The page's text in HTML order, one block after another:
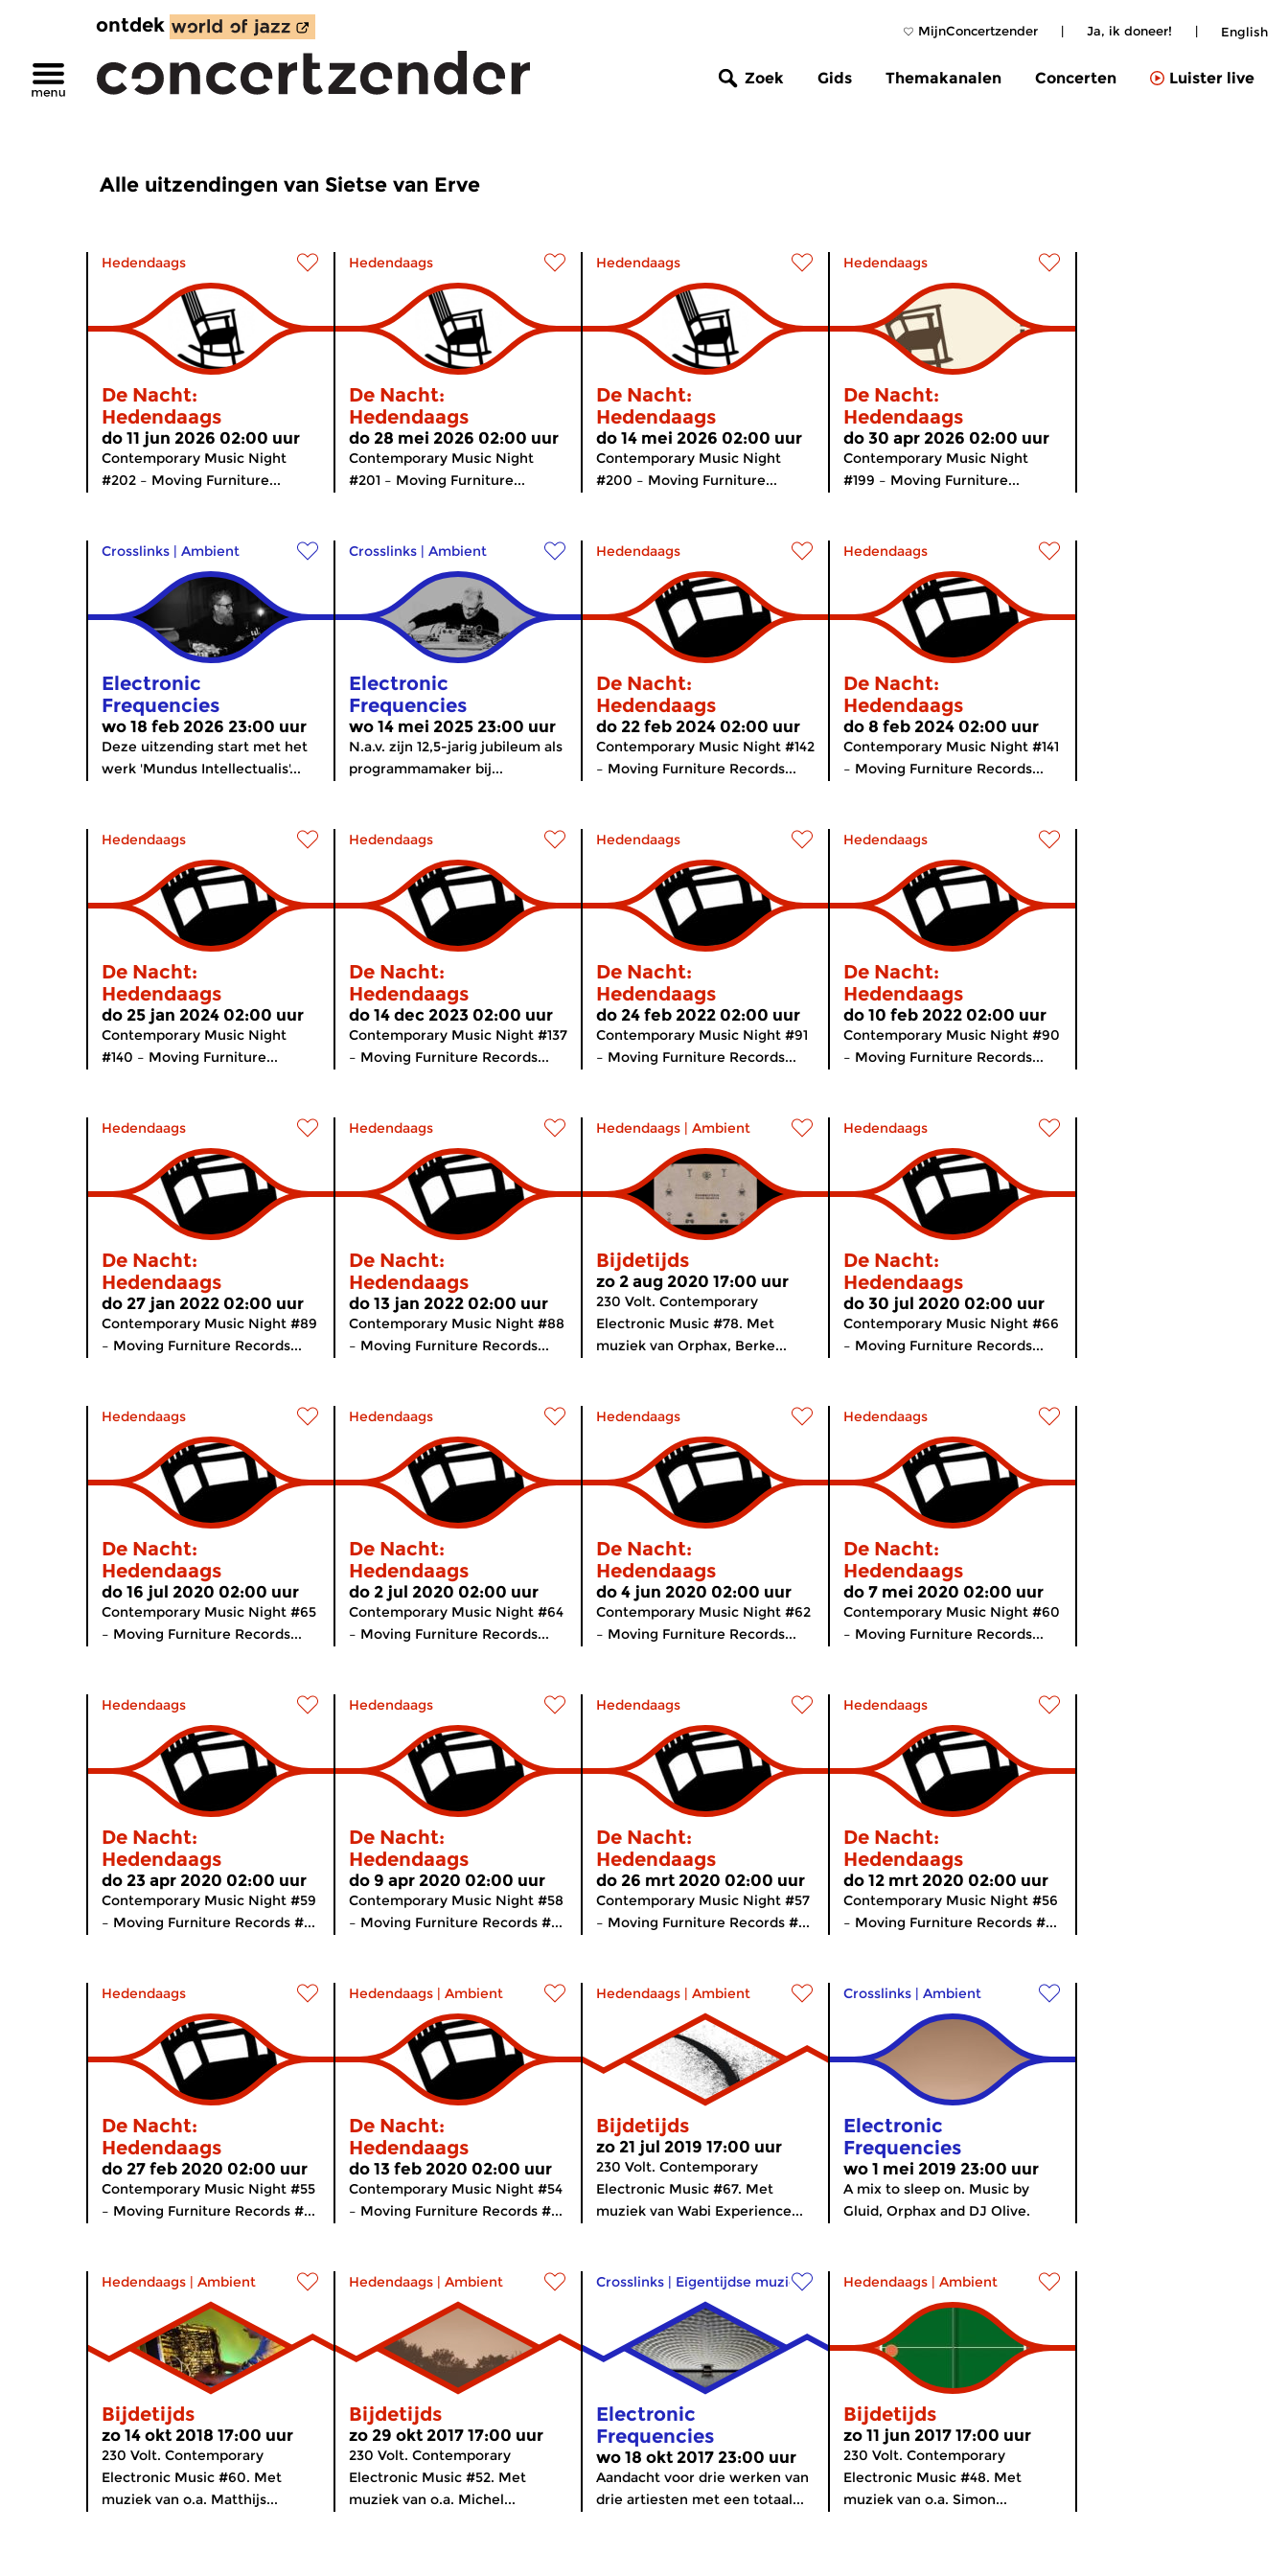
MijnConcertzender | Ja, ik doneer! | English
ontdek
Zoek Gids Themakanalen Concerten Luister live
Alle uitzendingen van Sietse van Erve
Hedendaags
De Nacht:
Hedendaags
do 11 jun 2026 02:00 uur
Contemporary Music Night
#202 – Moving Furniture...
Hedendaags
De Nacht:
Hedendaags
do 28 mei 2026 02:00 uur
Contemporary Music Night
#201 – Moving Furniture...
Hedendaags
De Nacht:
Hedendaags
do 14 mei 2026 02:00 uur
Contemporary Music Night
#200 – Moving Furniture...
Hedendaags
De Nacht:
Hedendaags
do 30 apr 2026 02:00 uur
Contemporary Music Night
#199 – Moving Furniture...
Crosslinks | Ambient
Electronic
Frequencies
wo 18 feb 2026 23:00 uur
Deze uitzending start met het
werk 'Mundus Intellectualis'...
Crosslinks | Ambient
Electronic
Frequencies
wo 14 mei 2025 23:00 uur
N.a.v. zijn 12,5-jarig jubileum als
programmamaker bij...
Hedendaags
De Nacht:
Hedendaags
do 22 feb 2024 02:00 uur
Contemporary Music Night #142
– Moving Furniture Records...
Hedendaags
De Nacht:
Hedendaags
do 8 feb 2024 02:00 uur
Contemporary Music Night #141
– Moving Furniture Records...
Hedendaags
De Nacht:
Hedendaags
do 25 jan 2024 02:00 uur
Contemporary Music Night
#140 – Moving Furniture...
Hedendaags
De Nacht:
Hedendaags
do 14 dec 2023 02:00 uur
Contemporary Music Night #137
– Moving Furniture Records...
Hedendaags
De Nacht:
Hedendaags
do 24 feb 2022 02:00 uur
Contemporary Music Night #91
– Moving Furniture Records...
Hedendaags
De Nacht:
Hedendaags
do 10 feb 2022 02:00 uur
Contemporary Music Night #90
– Moving Furniture Records...
Hedendaags
De Nacht:
Hedendaags
do 27 jan 2022 02:00 uur
Contemporary Music Night #89
– Moving Furniture Records...
Hedendaags
De Nacht:
Hedendaags
do 13 jan 2022 02:00 uur
Contemporary Music Night #88
– Moving Furniture Records...
Hedendaags | Ambient
Bijdetijds
zo 2 aug 2020 17:00 uur
230 Volt. Contemporary
Electronic Music #78. Met
muziek van Orphax, Berke...
Hedendaags
De Nacht:
Hedendaags
do 30 jul 2020 02:00 uur
Contemporary Music Night #66
– Moving Furniture Records...
Hedendaags
De Nacht:
Hedendaags
do 16 jul 2020 02:00 uur
Contemporary Music Night #65
– Moving Furniture Records...
Hedendaags
De Nacht:
Hedendaags
do 2 jul 2020 02:00 uur
Contemporary Music Night #64
– Moving Furniture Records...
Hedendaags
De Nacht:
Hedendaags
do 4 jun 2020 02:00 uur
Contemporary Music Night #62
– Moving Furniture Records...
Hedendaags
De Nacht:
Hedendaags
do 7 mei 2020 02:00 uur
Contemporary Music Night #60
– Moving Furniture Records...
Hedendaags
De Nacht:
Hedendaags
do 23 apr 2020 02:00 uur
Contemporary Music Night #59
– Moving Furniture Records #...
Hedendaags
De Nacht:
Hedendaags
do 9 apr 2020 02:00 uur
Contemporary Music Night #58
– Moving Furniture Records #...
Hedendaags
De Nacht:
Hedendaags
do 26 mrt 2020 02:00 uur
Contemporary Music Night #57
– Moving Furniture Records #...
Hedendaags
De Nacht:
Hedendaags
do 12 mrt 2020 02:00 uur
Contemporary Music Night #56
– Moving Furniture Records #...
Hedendaags
De Nacht:
Hedendaags
do 27 feb 2020 02:00 uur
Contemporary Music Night #55
– Moving Furniture Records #...
Hedendaags | Ambient
De Nacht:
Hedendaags
do 13 feb 2020 02:00 uur
Contemporary Music Night #54
– Moving Furniture Records #...
Hedendaags | Ambient
Bijdetijds
zo 21 jul 2019 17:00 uur
230 Volt. Contemporary
Electronic Music #67. Met
muziek van Wabi Experience...
Crosslinks | Ambient
Electronic
Frequencies
wo 1 mei 2019 23:00 uur
A mix to sleep on. Music by
Gluid, Orphax and DJ Olive.
Hedendaags | Ambient
Bijdetijds
zo 14 okt 2018 17:00 uur
230 Volt. Contemporary
Electronic Music #60. Met
muziek van o.a. Matthijs...
Hedendaags | Ambient
Bijdetijds
zo 29 okt 2017 17:00 uur
230 Volt. Contemporary
Electronic Music #52. Met
muziek van o.a. Michel...
Crosslinks | Eigentijdse muziek
Electronic
Frequencies
wo 18 okt 2017 23:00 uur
Aandacht voor drie werken van
drie artiesten met een totaal...
Hedendaags | Ambient
Bijdetijds
zo 11 jun 2017 17:00 uur
230 Volt. Contemporary
Electronic Music #48. Met
muziek van o.a. Simon...